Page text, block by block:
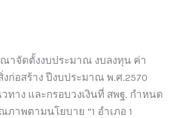
าจัดตั้งงบประมาณ งบลงทุน ค่า
อสร้าง ปีงบประมาณ พ.ศ.2570
าง และกรอบวงเงินที่ สพฐ. กำหนด
ภาพตามนโยบาย “1 อำเภอ 1